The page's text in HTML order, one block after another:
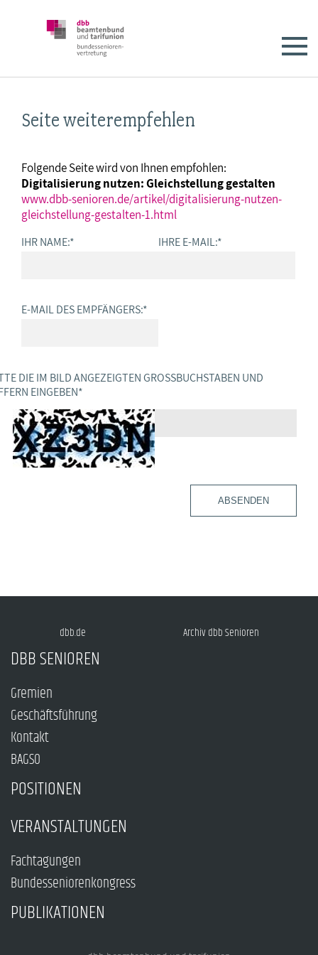
Seite weiterempfehlen
Folgende Seite wird von Ihnen empfohlen:
Digitalisierung nutzen: Gleichstellung gestalten
www.dbb-senioren.de/artikel/digitalisierung-nutzen-
gleichstellung-gestalten-1.html
IHR NAME:* IHRE E-MAIL:*
E-MAIL DES EMPFÄNGERS:*
DIE IM BILD ANGEZEIGTEN GROSSBUCHSTABEN UND Z
EINGEBEN *
ABSENDEN
dbb.de Archiv dbb Senioren
DBB SENIOREN
Gremien
Geschäftsführung
Kontakt
BAGSO
POSITIONEN
VERANSTALTUNGEN
Fachtagungen
Bundesseniorenkongress
PUBLIKATIONEN